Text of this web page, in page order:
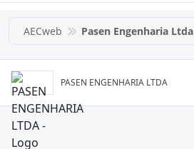
AECweb Pasen Engenharia Ltda
PASEN ENGENHARIA LTDA